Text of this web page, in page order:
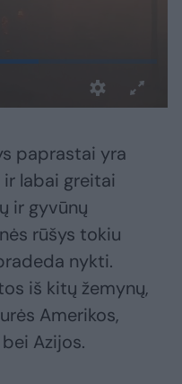
paprastai yra
labai greitai
ir gyvūnų
rūšys tokiu
nykti.
iš kitų žemynų,
Amerikos,
Azijos.